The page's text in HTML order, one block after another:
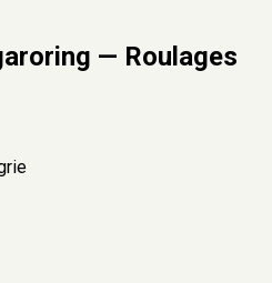
— Roulages